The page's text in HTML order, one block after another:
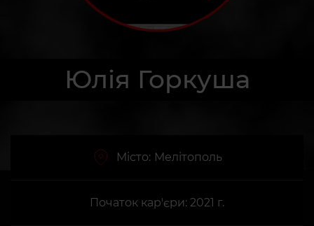
Юлія Горкуша
Місто: Мелітополь
Початок кар'єри: 2021 г.